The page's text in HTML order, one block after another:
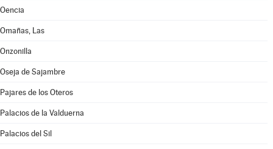
Oencia
Omañas, Las
Onzonilla
Oseja de Sajambre
Pajares de los Oteros
Palacios de la Valduerna
Palacios del Sil